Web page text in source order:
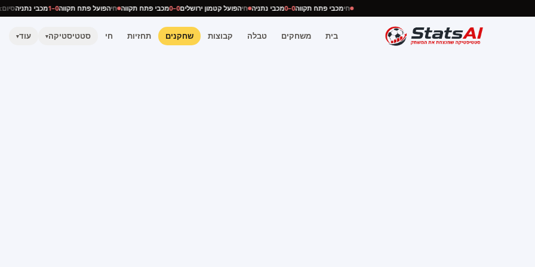
חימכבי פתח תקווה0–0 מכבי נתניה חיהפועל קטמון ירושלים0–0 מכבי פתח תקווה חיהפועל פתח תקווה0–1 מכבי נתניה
בית משחקים טבלה קבוצות שחקנים תחזיות חי סטטיסטיקה▾ עוד▾